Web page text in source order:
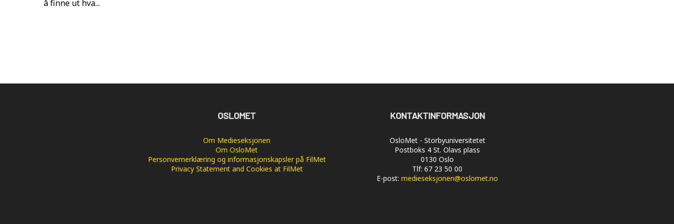
å finne ut hva...
OSLOMET
Om Medieseksjonen
Om OsloMet
Personvernerklæring og informasjonskapsler på FilMet
Privacy Statement and Cookies at FilMet
KONTAKTINFORMASJON
OsloMet - Storbyuniversitetet
Postboks 4 St. Olavs plass
0130 Oslo
Tlf: 67 23 50 00
E-post: medieseksjonen@oslomet.no